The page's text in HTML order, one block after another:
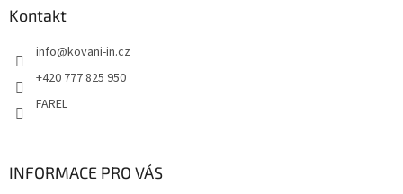
Kontakt
info@kovani-in.cz
+420 777 825 950
FAREL
INFORMACE PRO VÁS